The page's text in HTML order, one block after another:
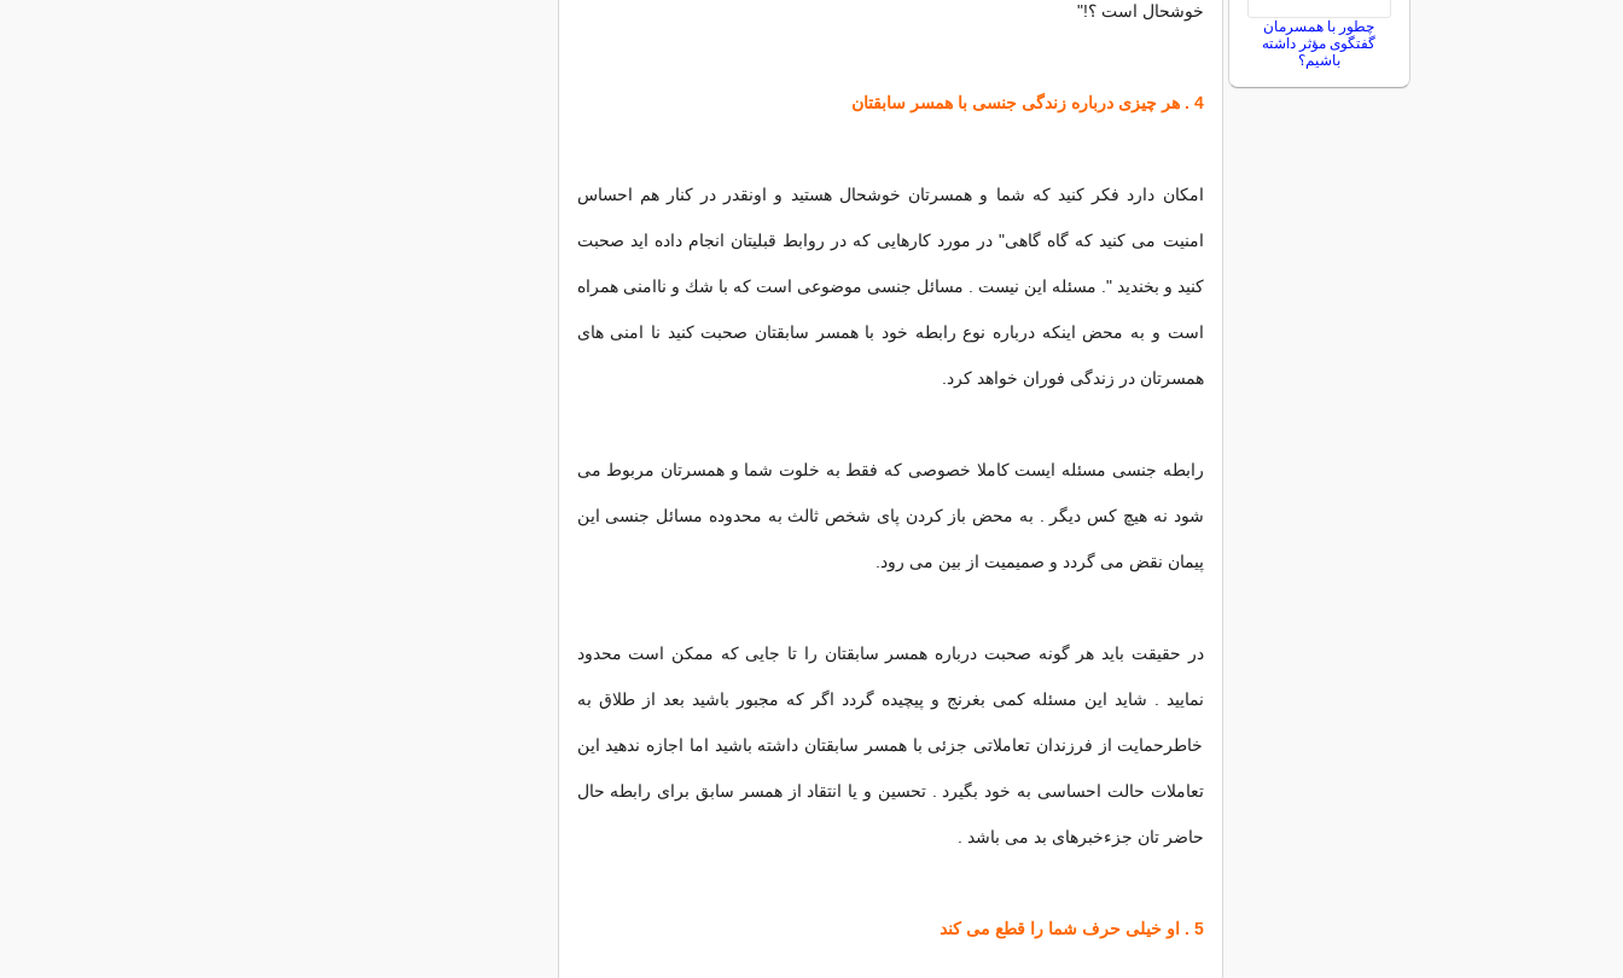
خوشحال است ؟!"
4 . هر چیزی درباره زندگی جنسی با همسر سابقتان
امكان دارد فكر كنید كه شما و همسرتان خوشحال هستید و اونقدر در كنار هم احساس
امنیت می كنید كه گاه گاهی" در مورد كارهایی كه در روابط قبلیتان انجام داده اید صحبت
كنید و بخندید ". مسئله این نیست . مسائل جنسی موضوعی است كه با شك و ناامنی همراه
است و به محض اینكه درباره نوع رابطه خود با همسر سابقتان صحبت كنید نا امنی های
همسرتان در زندگی فوران خواهد كرد.
رابطه جنسی مسئله ایست کاملا خصوصی که فقط به خلوت شما و همسرتان مربوط می
شود نه هیچ كس دیگر . به محض باز كردن پای شخص ثالث به محدوده مسائل جنسی این
پیمان نقض می گردد و صمیمیت از بین می رود.
در حقیقت باید هر گونه صحبت درباره همسر سابقتان را تا جایی كه ممكن است محدود
نمایید . شاید این مسئله كمی بغرنج و پیچیده گردد اگر كه مجبور باشید بعد از طلاق به
خاطرحمایت از فرزندان تعاملاتی جزئی با همسر سابقتان داشته باشید اما اجازه ندهید این
تعاملات حالت احساسی به خود بگیرد . تحسین و یا انتقاد از همسر سابق برای رابطه حال
حاضر تان جزءخبرهای بد می باشد .
5 . او خیلی حرف شما را قطع می كند
چطور با همسرمان
گفتگوی مؤثر داشته
باشیم؟